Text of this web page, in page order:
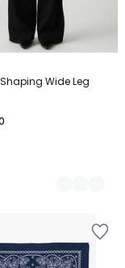
Wide Leg